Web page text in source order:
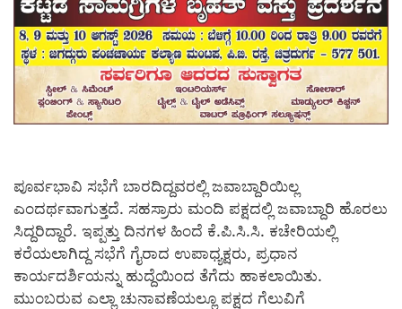
ಪೂರ್ವಭಾವಿ ಸಭೆಗೆ ಬಾರದಿದ್ದವರಲ್ಲಿ ಜವಾಬ್ದಾರಿಯಿಲ್ಲ
ಎಂದರ್ಥವಾಗುತ್ತದೆ. ಸಹಸ್ರಾರು ಮಂದಿ ಪಕ್ಷದಲ್ಲಿ ಜವಾಬ್ದಾರಿ ಹೊರಲು
ಸಿದ್ದರಿದ್ದಾರೆ. ಇಪ್ಪತ್ತು ದಿನಗಳ ಹಿಂದೆ ಕೆ.ಪಿ.ಸಿ.ಸಿ. ಕಚೇರಿಯಲ್ಲಿ
ಕರೆಯಲಾಗಿದ್ದ ಸಭೆಗೆ ಗೈರಾದ ಉಪಾಧ್ಯಕ್ಷರು, ಪ್ರಧಾನ
ಕಾರ್ಯದರ್ಶಿಯನ್ನು ಹುದ್ದೆಯಿಂದ ತೆಗೆದು ಹಾಕಲಾಯಿತು.
ಮುಂಬರುವ ಎಲ್ಲಾ ಚುನಾವಣೆಯಲ್ಲೂ ಪಕ್ಷದ ಗೆಲುವಿಗೆ